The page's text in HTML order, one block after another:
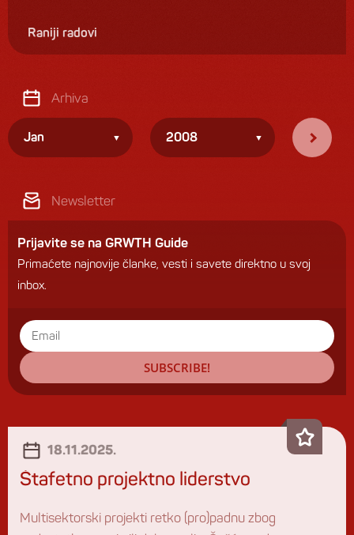
Raniji radovi
Arhiva
Jan 2008
Newsletter
Prijavite se na GRWTH Guide
Primaćete najnovije članke, vesti i savete direktno u svoj
inbox.
SUBSCRIBE!
18.11.2025.
Štafetno projektno liderstvo
Multisektorski projekti retko (pro)padnu zbog